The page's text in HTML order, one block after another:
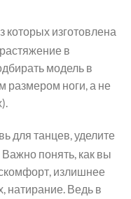
которых изготовлена
в
модель в
размером ноги, а не
для танцев, уделите
понять, как вы
излишнее
натирание. Ведь в